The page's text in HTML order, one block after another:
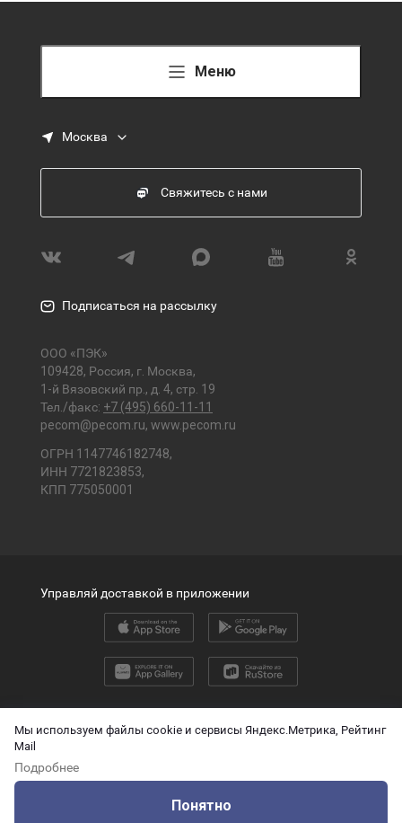
Мы используем файлы cookie и сервисы Яндекс.Метрика, Рейтинг
Mail
Подробнее
Понятно
Меню
Москва
Свяжитесь с нами
Подписаться на рассылку
ООО «ПЭК»
109428, Россия, г. Москва,
1-й Вязовский пр., д. 4, стр. 19
Тел./факс: +7 (495) 660-11-11
pecom@pecom.ru, www.pecom.ru
ОГРН 1147746182748,
ИНН 7721823853,
КПП 775050001
2026 © ООО «ПЭК»
О защите персональных данных
Технические данные для ИИ
Управляй доставкой в приложении